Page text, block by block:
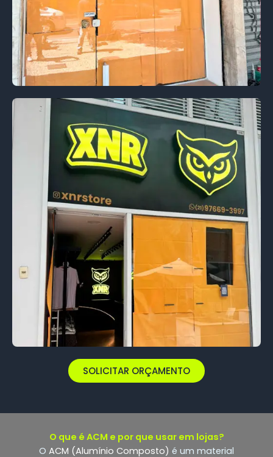
SOLICITAR ORÇAMENTO
O que é ACM e por que usar em lojas?
O ACM (Alumínio Composto) é um material